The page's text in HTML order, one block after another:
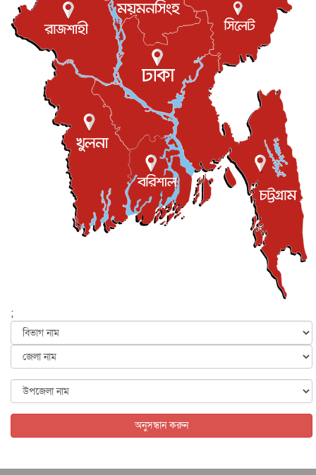
যুক্তরাজ্যে বসবাসরত জাতীয়তাবাদী কুলাউড়াবাসীর মত বিনিময়
সভা...
ইউকে কমিউনিটি ৫ আগস্ট, ২০২৬
প্রধানমন্ত্রীকে সৌদি আরব সফরের আমন্ত্রণ
জাতীয় ৫ আগস্ট, ২০২৬
জুলাই গণ-অভ্যুত্থান দিবস আজ, স্মরণে দেশজুড়ে কর্মসূচি
জাতীয় ৫ আগস্ট, ২০২৬
জনগণ পরিবর্তন চেয়েছে বলেই জুলাই আন্দোলন সফল :
৫ আগস্ট, ২০২৬
বেনজীর আহমেদের সঙ্গে পরীমনির ঘনিষ্ঠ সম্পর্ক ছিল : নাসির
মাহম...
জাতীয় ৫ আগস্ট, ২০২৬
হরমুজ নিয়ে ইরান-মার্কিন চুক্তি হতে পারে আজ : মার্কিন অর্থমন...
৫ আগস্ট, ২০২৬
পৃথিবীর দিকে আসছে বিধ্বংসী বস্তু, পারমাণবিক বোমা দিয়ে করা
আন্তর্জাতিক ৫ আগস্ট, ২০২৬
কেনিয়ায় ১৫ হাতির রহস্যজনক মৃত্যু, সন্দেহের মুখে কীটনাশকের
আন্তর্জাতিক ৫ আগস্ট, ২০২৬
;
অনুসন্ধান করুন